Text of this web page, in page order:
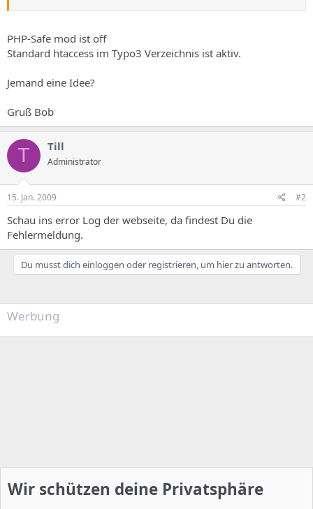
PHP-Safe mod ist off
Standard htaccess im Typo3 Verzeichnis ist aktiv.
Jemand eine Idee?
Gruß Bob
T Till
Administrator
15. Jan. 2009 #2
Schau ins error Log der webseite, da findest Du die
Fehlermeldung.
Du musst dich einloggen oder registrieren, um hier zu antworten.
Werbung
Wir schützen deine Privatsphäre